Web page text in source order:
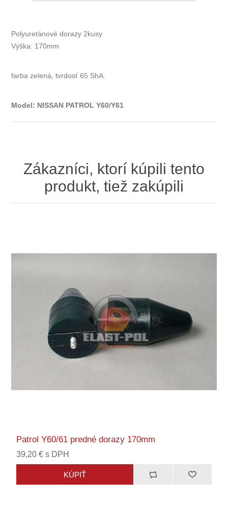
Polyuretánové dorazy 2kusy
Výška: 170mm
farba zelená, tvrdosť 65 ShA.
Model: NISSAN PATROL Y60/Y61
Zákazníci, ktorí kúpili tento
produkt, tiež zakúpili
Patrol Y60/61 predné dorazy 170mm
39,20 € s DPH